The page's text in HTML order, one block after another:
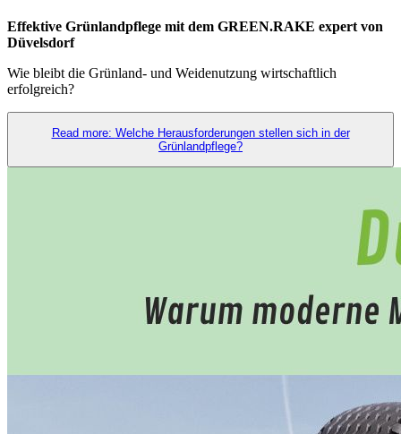
Effektive Grünlandpflege mit dem GREEN.RAKE expert von
Düvelsdorf
Wie bleibt die Grünland- und Weidenutzung wirtschaftlich
erfolgreich?
Read more: Welche Herausforderungen stellen sich in der
Grünlandpflege?